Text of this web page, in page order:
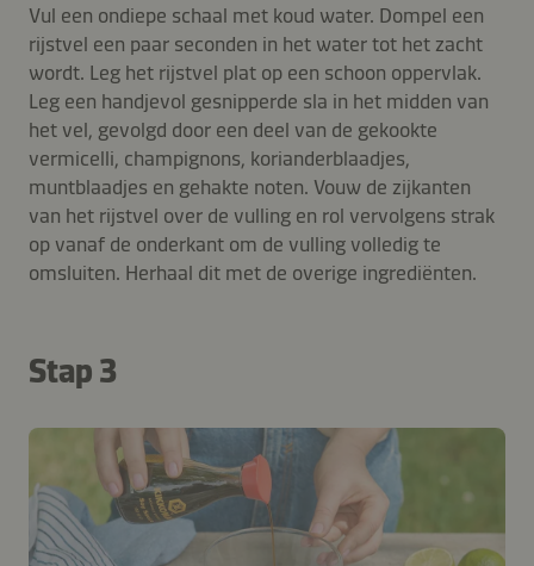
Vul een ondiepe schaal met koud water. Dompel een
rijstvel een paar seconden in het water tot het zacht
wordt. Leg het rijstvel plat op een schoon oppervlak.
Leg een handjevol gesnipperde sla in het midden van
het vel, gevolgd door een deel van de gekookte
vermicelli, champignons, korianderblaadjes,
muntblaadjes en gehakte noten. Vouw de zijkanten
van het rijstvel over de vulling en rol vervolgens strak
op vanaf de onderkant om de vulling volledig te
omsluiten. Herhaal dit met de overige ingrediënten.
Stap 3